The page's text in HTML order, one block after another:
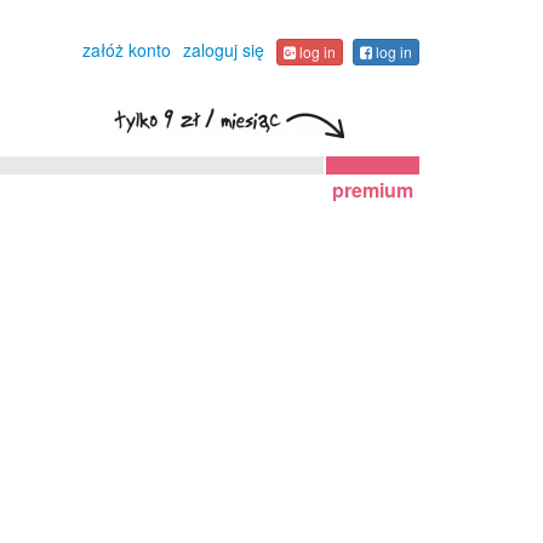
załóż konto zaloguj się log in log in
premium